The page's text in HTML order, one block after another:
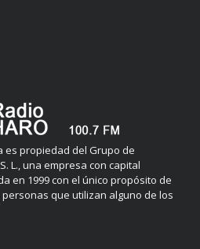
es propiedad del Grupo de
L., una empresa con capital
en 1999 con el único propósito de
que utilizan alguno de los